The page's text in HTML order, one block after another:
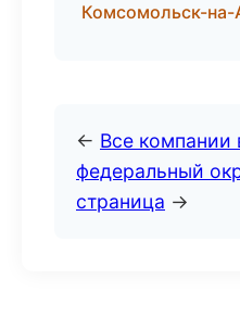
Комсомольск-
← Все
федеральный
страница →